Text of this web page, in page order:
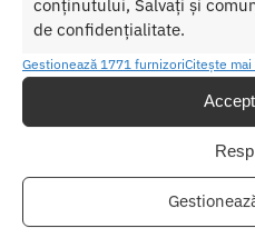
conținutului, Salvați și
de confidențialitate.
Gestionează 1771 furnizoriCitește
Pentru toate comenziile de
Sex Shop Romania
Comanda online de oriunde ai